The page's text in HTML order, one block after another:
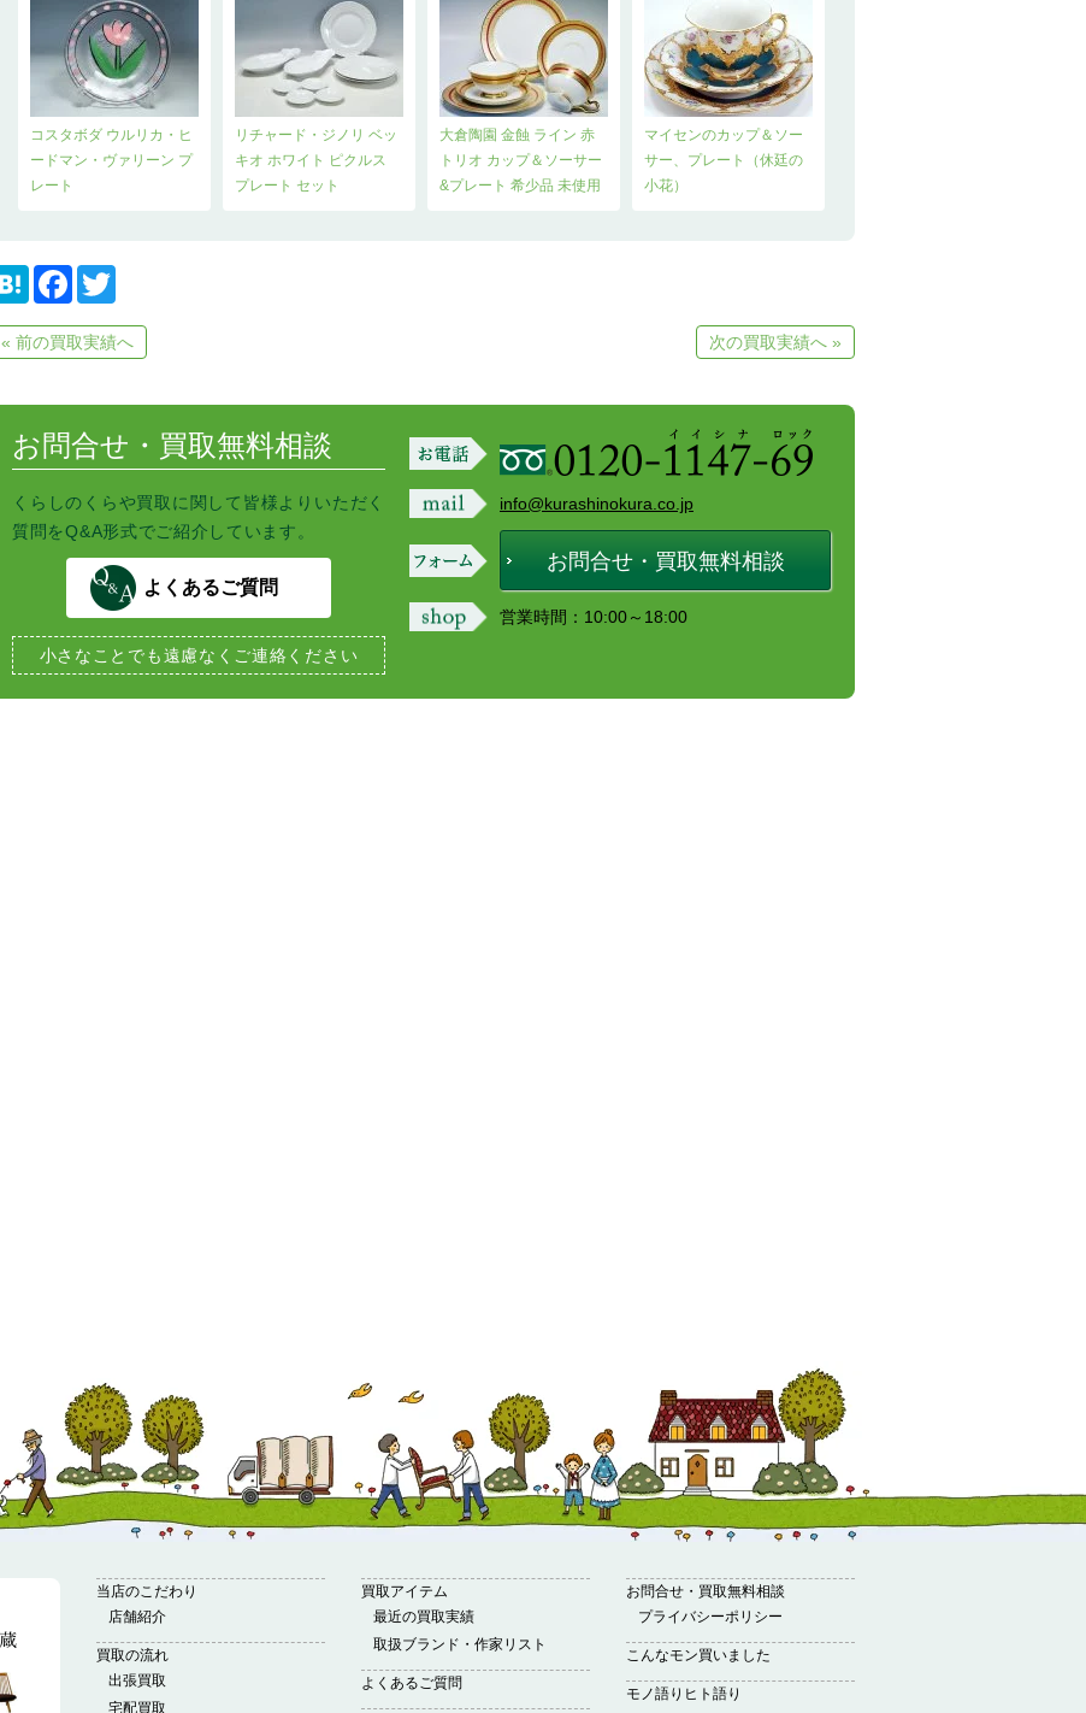
コスタボダ ウルリカ・ヒ
ードマン・ヴァリーン プ
レート
リチャード・ジノリ ベッ
キオ ホワイト ピクルス
プレート セット
大倉陶園 金蝕 ライン 赤
トリオ カップ＆ソーサー
&プレート 希少品 未使用
マイセンのカップ＆ソー
サー、プレート（休廷の
小花）
H
e
n
F
e
b
k
t
t
« 前の買取実績へ 次の買取実績へ »
お問合せ・買取無料相談
くらしのくらや買取に関して皆様よりいただく
質問をQ&A形式でご紹介しています。
よくあるご質問
小さなことでも遠慮なくご連絡ください
info@kurashinokura.co.jp
お問合せ・買取無料相談
営業時間：10:00～18:00
当店のこだわり
店舗紹介
買取の流れ
出張買取
宅配買取
買取アイテム
最近の買取実績
取扱ブランド・作家リスト
よくあるご質問
お問合せ・買取無料相談
プライバシーポリシー
こんなモン買いました
モノ語りヒト語り